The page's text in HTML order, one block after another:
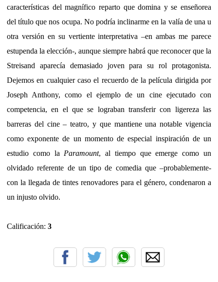
características del magnífico reparto que domina y se enseñorea
del título que nos ocupa. No podría inclinarme en la valía de una u
otra versión en su vertiente interpretativa –en ambas me parece
estupenda la elección-, aunque siempre habrá que reconocer que la
Streisand aparecía demasiado joven para su rol protagonista.
Dejemos en cualquier caso el recuerdo de la película dirigida por
Joseph Anthony, como el ejemplo de un cine ejecutado con
competencia, en el que se lograban transferir con ligereza las
barreras del cine – teatro, y que mantiene una notable vigencia
como exponente de un momento de especial inspiración de un
estudio como la Paramount, al tiempo que emerge como un
olvidado referente de un tipo de comedia que –probablemente-
con la llegada de tintes renovadores para el género, condenaron a
un injusto olvido.
Calificación: 3